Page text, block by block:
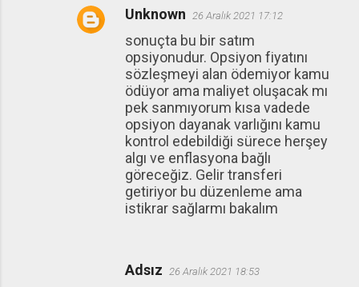
Unknown 26 Aralık 2021 17:12
sonuçta bu bir satım
opsiyonudur. Opsiyon fiyatını
sözleşmeyi alan ödemiyor kamu
ödüyor ama maliyet oluşacak mı
pek sanmıyorum kısa vadede
opsiyon dayanak varlığını kamu
kontrol edebildiği sürece herşey
algı ve enflasyona bağlı
göreceğiz. Gelir transferi
getiriyor bu düzenleme ama
istikrar sağlarmı bakalım
Adsız 26 Aralık 2021 18:53